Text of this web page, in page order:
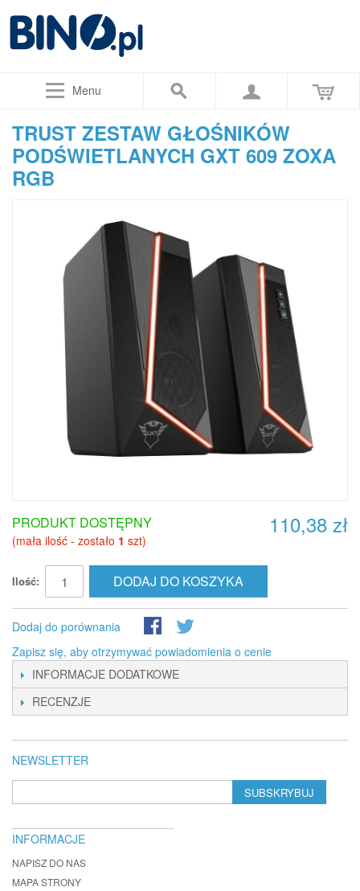
Menu
TRUST ZESTAW GŁOŚNIKÓW
PODŚWIETLANYCH GXT 609 ZOXA
RGB
110,38 zł
PRODUKT DOSTĘPNY
(mała ilość - zostało 1 szt)
Ilość: DODAJ DO KOSZYKA
Dodaj do porównania
Zapisz się, aby otrzymywać powiadomienia o cenie
INFORMACJE DODATKOWE
RECENZJE
NEWSLETTER
SUBSKRYBUJ
INFORMACJE
NAPISZ DO NAS
MAPA STRONY